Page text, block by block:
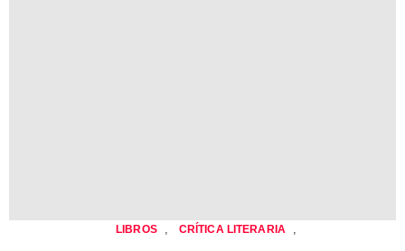
LIBROS CRÍTICA LITERARIA